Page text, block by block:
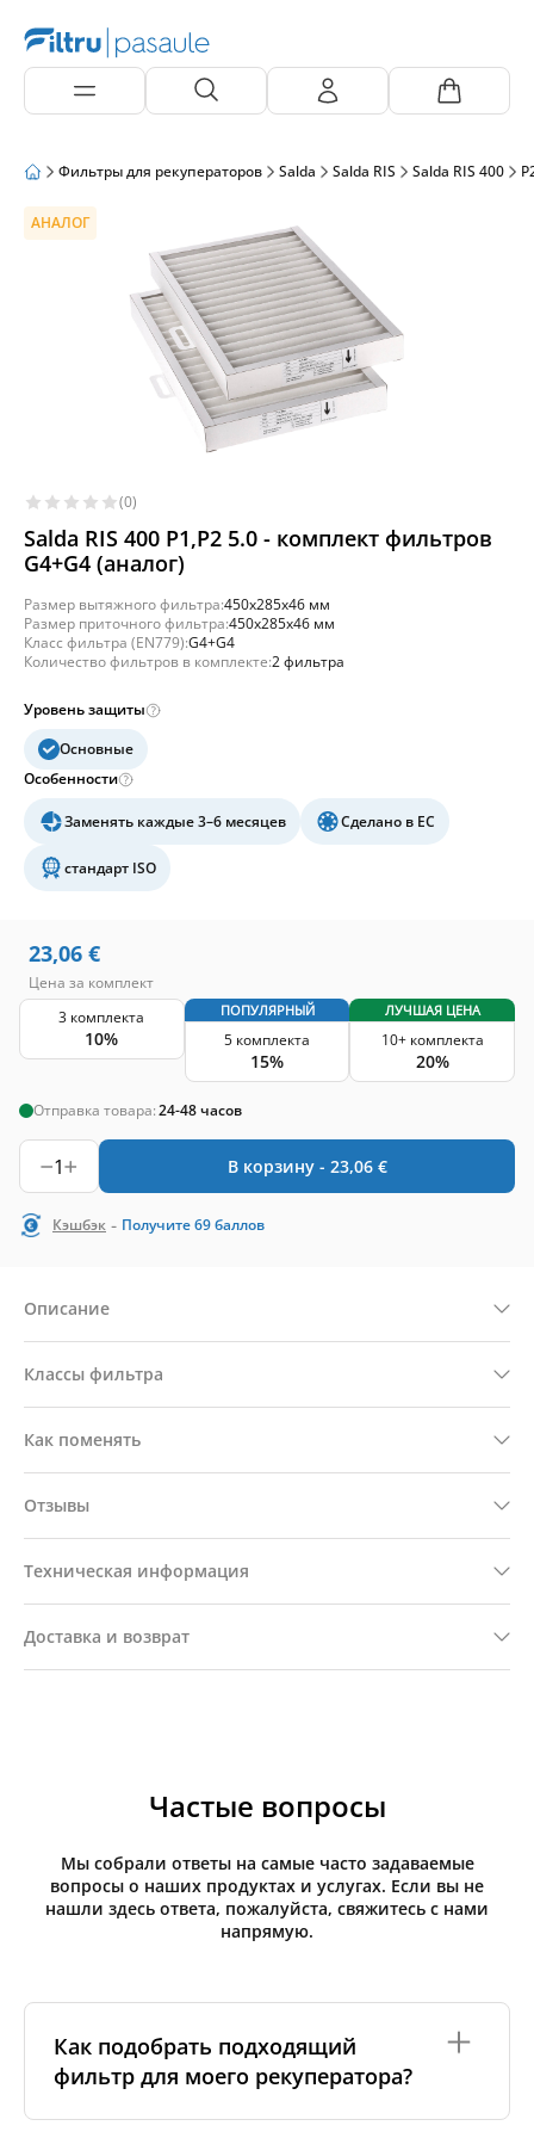
Фильтры для рекуператоров Salda Salda RIS Salda RIS 400
АНАЛОГ
(0)
Salda RIS 400 P1,P2 5.0 - комплект фильтров
G4+G4 (аналог)
Размер вытяжного фильтра:450x285x46 мм
Размер приточного фильтра:450x285x46 мм
Класс фильтра (EN779):G4+G4
Количество фильтров в комплекте:2 фильтра
Уровень защиты
Основные
Особенности
Заменять каждые 3–6 месяцев Сделано в ЕС
стандарт ISO
23,06 €
Цена за комплект
3 комплекта
10%
ПОПУЛЯРНЫЙ
5 комплекта
15%
ЛУЧШАЯ ЦЕНА
10+ комплекта
20%
Отправка товара:24-48 часов
1 В корзину - 23,06 €
Кэшбэк - Получите69баллов
Описание
Классы фильтра
Как поменять
Отзывы
Техническая информация
Доставка и возврат
Частые вопросы
Мы собрали ответы на самые часто задаваемые
вопросы о наших продуктах и услугах. Если вы не
нашли здесь ответа, пожалуйста, свяжитесь с нами
напрямую.
Как подобрать подходящий
фильтр для моего рекуператора?